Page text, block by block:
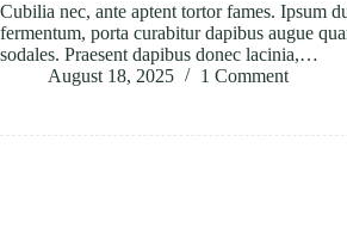
Cubilia nec, ante aptent tortor fames. Ipsum
fermentum, porta curabitur dapibus augue
sodales. Praesent dapibus donec lacinia,…
August 18, 2025
1 Comment